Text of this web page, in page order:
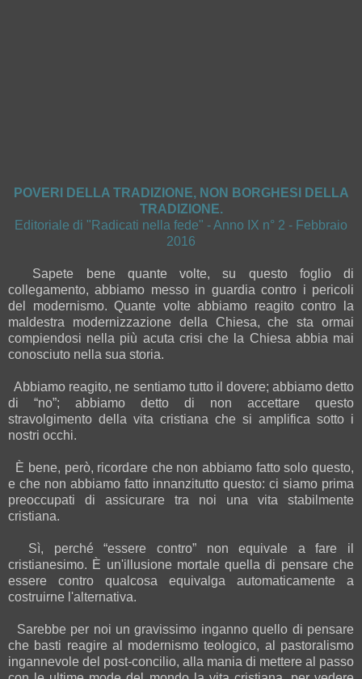
POVERI DELLA TRADIZIONE, NON BORGHESI DELLA
TRADIZIONE.
Editoriale di "Radicati nella fede" - Anno IX n° 2 - Febbraio
2016
Sapete bene quante volte, su questo foglio di
collegamento, abbiamo messo in guardia contro i pericoli
del modernismo. Quante volte abbiamo reagito contro la
maldestra modernizzazione della Chiesa, che sta ormai
compiendosi nella più acuta crisi che la Chiesa abbia mai
conosciuto nella sua storia.
Abbiamo reagito, ne sentiamo tutto il dovere; abbiamo detto
di “no”; abbiamo detto di non accettare questo
stravolgimento della vita cristiana che si amplifica sotto i
nostri occhi.
È bene, però, ricordare che non abbiamo fatto solo questo,
e che non abbiamo fatto innanzitutto questo: ci siamo prima
preoccupati di assicurare tra noi una vita stabilmente
cristiana.
Sì, perché “essere contro” non equivale a fare il
cristianesimo. È un'illusione mortale quella di pensare che
essere contro qualcosa equivalga automaticamente a
costruirne l'alternativa.
Sarebbe per noi un gravissimo inganno quello di pensare
che basti reagire al modernismo teologico, al pastoralismo
ingannevole del post-concilio, alla mania di mettere al passo